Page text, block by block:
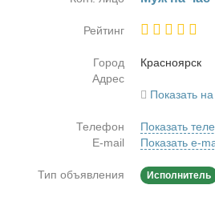
Рейтинг
Город
Крас­но­ярск
Адрес
Показать на
Телефон
Показать
E-mail
Показать e-
Тип объявления Исполнитель